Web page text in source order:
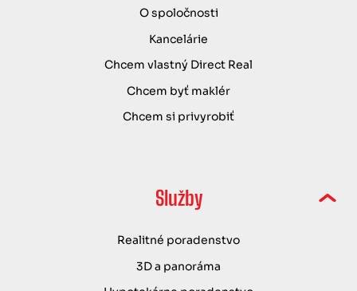
O spoločnosti
Kancelárie
Chcem vlastný Direct Real
Chcem byť maklér
Chcem si privyrobiť
Služby
Realitné poradenstvo
3D a panoráma